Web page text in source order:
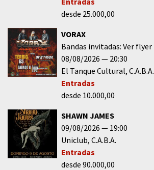
desde 25.000,00
VORAX
Bandas invitadas: Ver flyer
08/08/2026
20:30
El Tanque Cultural C.A.B.A.
Entradas
desde 10.000,00
SHAWN JAMES
09/08/2026
19:00
Uniclub C.A.B.A.
Entradas
desde 90.000,00